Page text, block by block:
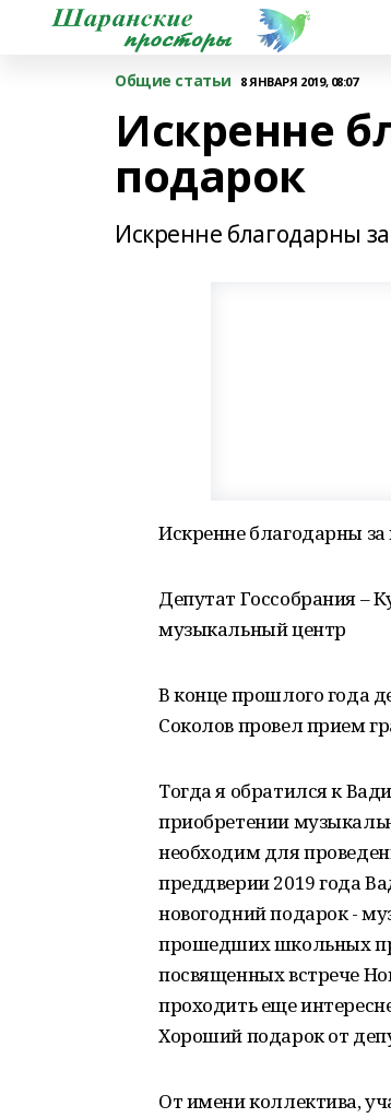
Общие статьи 8 ЯНВАРЯ 2019, 08:07
Искренне
подарок
Искренне благодарны
Искренне благодарны
Депутат Госсобрания –
музыкальный центр
В конце прошлого года
Соколов провел прием
Тогда я обратился к
приобретении
необходим для
преддверии 2019 года
новогодний подарок -
прошедших школьных
посвященных встрече
проходить еще
Хороший подарок от
От имени коллектива,